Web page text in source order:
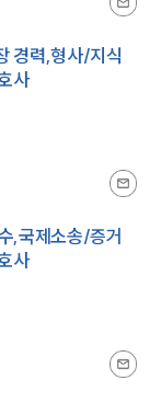
경력,형사/지식
사
,국제소송/증거
사